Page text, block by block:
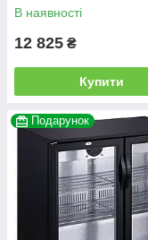
В наявності
12 825 ₴
Купити
Подарунок